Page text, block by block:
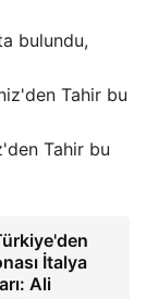
bulundu,
Tahir bu
İtalya
Ali